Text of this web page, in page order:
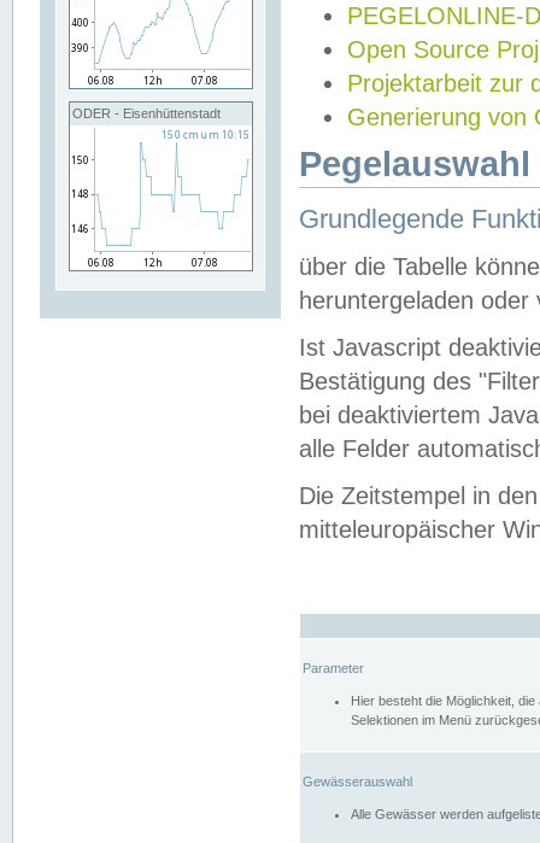
ODER - Eisenhüttenstadt
PEGELONLINE-
Open Source
Projektarbeit zur
Generierung von
Grundlegende
über die Tabelle
heruntergeladen oder
Ist Javascript
Bestätigung des
bei deaktiviertem
alle Felder
Die Zeitstempel in
mitteleuropäischer
Parameter
Hier besteht die Möglichkeit,
Selektionen im Menü
Gewässerauswahl
Alle Gewässer werden